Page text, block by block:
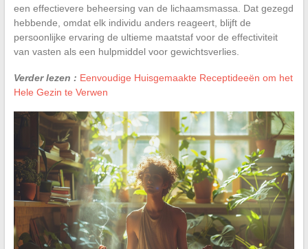
een effectievere beheersing van de lichaamsmassa. Dat gezegd
hebbende, omdat elk individu anders reageert, blijft de
persoonlijke ervaring de ultieme maatstaf voor de effectiviteit
van vasten als een hulpmiddel voor gewichtsverlies.
Verder lezen : Eenvoudige Huisgemaakte Receptideeën om het
Hele Gezin te Verwen